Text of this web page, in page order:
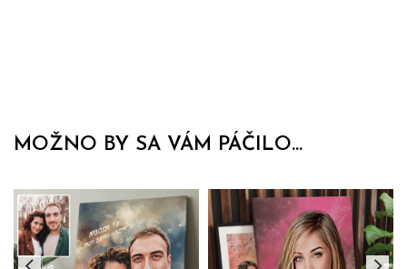
MOŽNO BY SA VÁM PÁČILO...